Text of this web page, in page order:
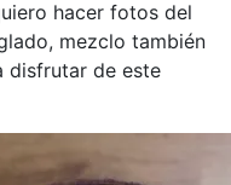
hacer fotos del
mezclo también
disfrutar de este